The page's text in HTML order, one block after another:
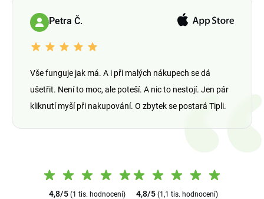
Petra Č.
Vše funguje jak má. A i při malých nákupech se dá
ušetřit. Není to moc, ale poteší. A nic to nestojí. Jen pár
kliknutí myší při nakupování. O zbytek se postará Tipli.
4,8/5 (1 tis. hodnocení) 4,8/5(1,1 tis. hodnocení)